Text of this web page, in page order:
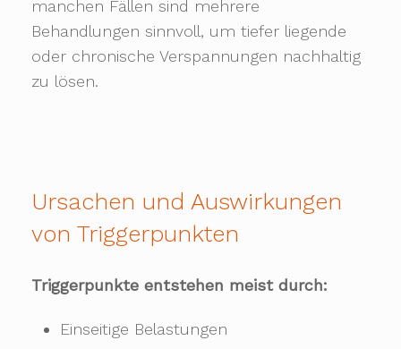
manchen Fällen sind mehrere
Behandlungen sinnvoll, um tiefer liegende
oder chronische Verspannungen nachhaltig
zu lösen.
Ursachen und Auswirkungen
von Triggerpunkten
Triggerpunkte entstehen meist durch:
Einseitige Belastungen